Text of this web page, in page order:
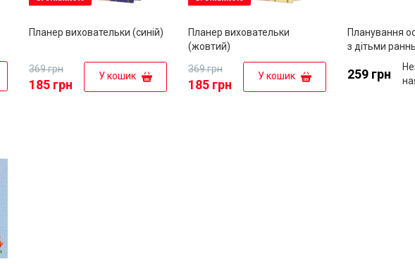
Планер виховательки (синій)
185 грн
369 грн
У кошик
Планер виховательки
(жовтий)
185 грн
369 грн
У кошик
Планування
з дітьми
програмою
дошкілля"
259 грн